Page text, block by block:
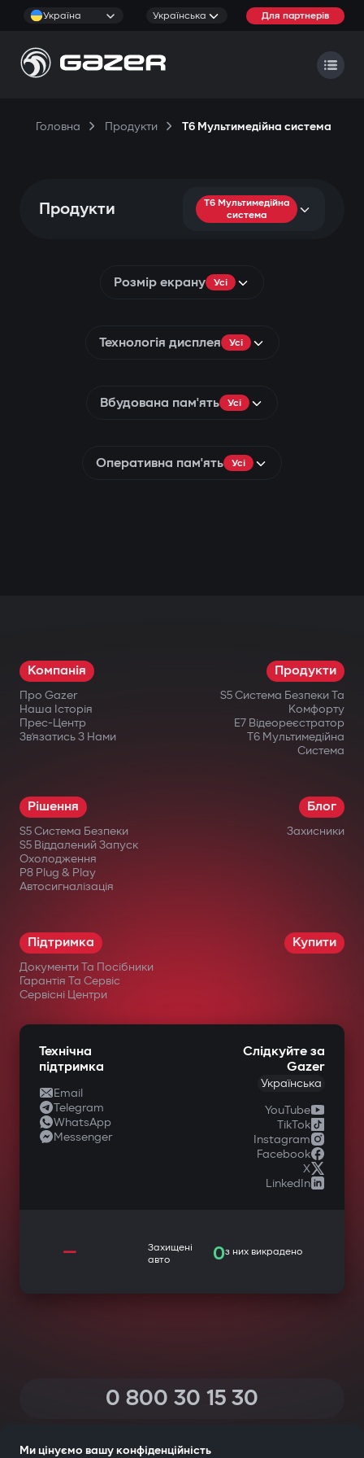
Україна Українська Для партнерів
Головна Продукти T6 Мультимедійна система
Продукти
T6 Мультимедійна
система
Розмір екрану Усі
Технологія дисплея Усі
Вбудована пам'ять Усі
Оперативна пам'ять Усі
Компанія
Про Gazer
Наша Історія
Прес-Центр
Зв’язатись З Нами
Продукти
S5 Система Безпеки Та
Комфорту
E7 Відеореєстратор
T6 Мультимедійна
Система
Рішення
S5 Система Безпеки
S5 Віддалений Запуск
Охолодження
P8 Plug & Play
Автосигналізація
Блог
Захисники
Підтримка
Документи Та Посібники
Гарантія Та Сервіс
Сервісні Центри
Купити
Технічна
підтримка
Email
Telegram
WhatsApp
Messenger
Слідкуйте за
Gazer
Українська
YouTube
TikTok
Instagram
Facebook
X
LinkedIn
—
Захищені
авто
0з них викрадено
0 800 30 15 30
Ми цінуємо вашу конфіденційність